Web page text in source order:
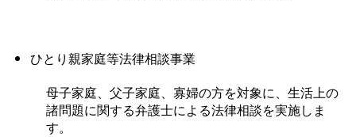
ひとり親家庭等法律相談事業
母子家庭、父子家庭、寡婦の方を対象に、生活上の
諸問題に関する弁護士による法律相談を実施しま
す。